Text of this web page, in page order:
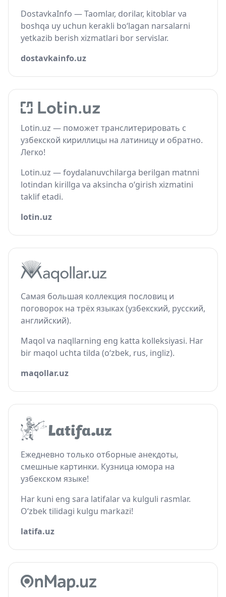
DostavkaInfo — Taomlar, dorilar, kitoblar va
boshqa uy uchun kerakli bo‘lagan narsalarni
yetkazib berish xizmatlari bor servislar.
dostavkainfo.uz
Lotin.uz — поможет транслитерировать с
узбекской кириллицы на латиницу и обратно.
Легко!
Lotin.uz — foydalanuvchilarga berilgan matnni
lotindan kirillga va aksincha o‘girish xizmatini
taklif etadi.
lotin.uz
Самая большая коллекция пословиц и
поговорок на трёх языках (узбекский, русский,
английский).
Maqol va naqllarning eng katta kolleksiyasi. Har
bir maqol uchta tilda (o‘zbek, rus, ingliz).
maqollar.uz
Ежедневно только отборные анекдоты,
смешные картинки. Кузница юмора на
узбекском языке!
Har kuni eng sara latifalar va kulguli rasmlar.
O‘zbek tilidagi kulgu markazi!
latifa.uz